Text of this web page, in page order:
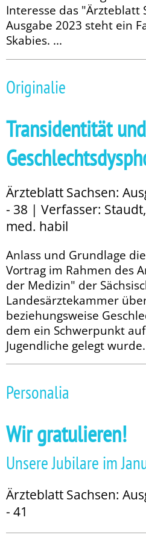
Interesse das "Ärzteblatt
Ausgabe 2023 steht ein
Skabies. ...
Originalie
Transidentität und
Ärzteblatt Sachsen:
- 38 | Verfasser:
med. habil
Anlass und Grundlage
Vortrag im Rahmen des
der Medizin" der
Landesärztekammer
beziehungsweise
dem ein Schwerpunkt
Jugendliche gelegt
Personalia
Wir gratulieren!
Unsere Jubilare im
Ärzteblatt Sachsen:
- 41